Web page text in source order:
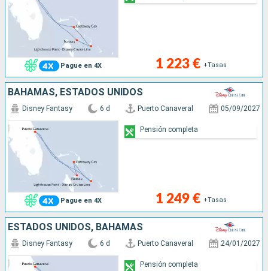
Pague en 4X 1 223 € +Tasas
BAHAMAS, ESTADOS UNIDOS
Pague en 4X
Disney Fantasy 6 d Puerto Canaveral 05/09/2027
1 249 € +Tasas
Pensión completa
ESTADOS UNIDOS, BAHAMAS
Disney Fantasy 6 d Puerto Canaveral 24/01/2027
Pensión completa